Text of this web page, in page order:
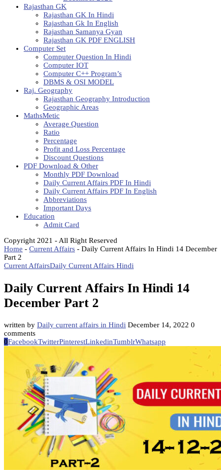
Rajasthan GK
Rajasthan GK In Hindi
Rajasthan Gk In English
Rajasthan Samanya Gyan
Rajasthan GK PDF ENGLISH
Computer Set
Computer Question In Hindi
Computer IOT
Computer C++ Program’s
DBMS & OSI MODEL
Raj. Geography
Rajasthan Geography Introduction
Geographic Areas
MathsMetic
Average Question
Ratio
Percentage
Profit and Loss Percentage
Discount Questions
PDF Download & Other
Monthly PDF Download
Daily Current Affairs PDF In Hindi
Daily Current Affairs PDF In English
Abbreviations
Important Days
Education
Admit Card
Copyright 2021 - All Right Reserved
Home - Current Affairs - Daily Current Affairs In Hindi 14 December
Part 2
Current AffairsDaily Current Affairs Hindi
Daily Current Affairs In Hindi 14
December Part 2
written by Daily current affairs in Hindi December 14, 2022 0
comments
0FacebookTwitterPinterestLinkedinTumblrWhatsapp